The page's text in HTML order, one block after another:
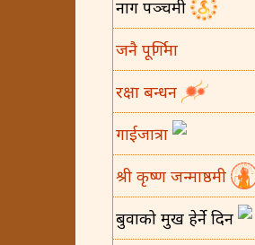
नाग पञ्चमी
जनै पूर्णिमा
रक्षा बन्धन
गाईजात्रा
श्री कृष्ण जन्माष्ठमी
बुवाको मुख हेर्ने दिन